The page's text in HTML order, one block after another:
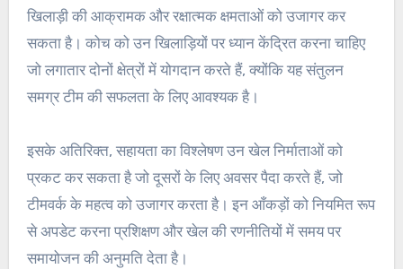
खिलाड़ी की आक्रामक और रक्षात्मक क्षमताओं को उजागर कर
सकता है। कोच को उन खिलाड़ियों पर ध्यान केंद्रित करना चाहिए
जो लगातार दोनों क्षेत्रों में योगदान करते हैं, क्योंकि यह संतुलन
समग्र टीम की सफलता के लिए आवश्यक है।
इसके अतिरिक्त, सहायता का विश्लेषण उन खेल निर्माताओं को
प्रकट कर सकता है जो दूसरों के लिए अवसर पैदा करते हैं, जो
टीमवर्क के महत्व को उजागर करता है। इन आँकड़ों को नियमित रूप
से अपडेट करना प्रशिक्षण और खेल की रणनीतियों में समय पर
समायोजन की अनुमति देता है।